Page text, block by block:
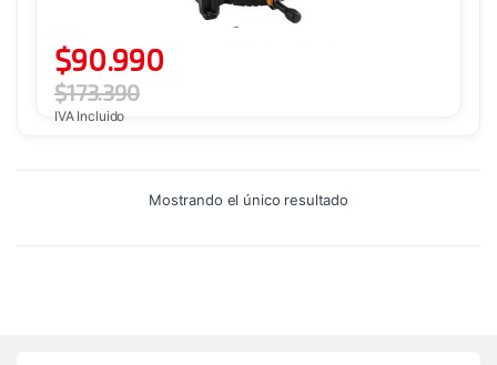
$90.990
$173.390
IVA Incluido
Mostrando el único resultado